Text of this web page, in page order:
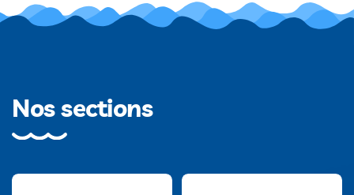
Nos sections